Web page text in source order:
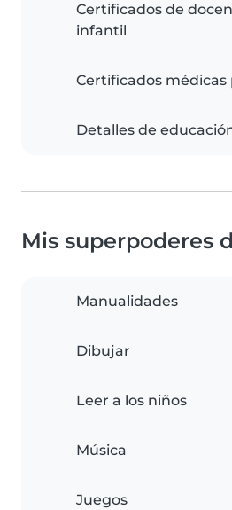
Certificados de
infantil
Certificados médicas
Detalles de
Mis superpoderes
Manualidades
Dibujar
Leer a los niños
Música
Juegos